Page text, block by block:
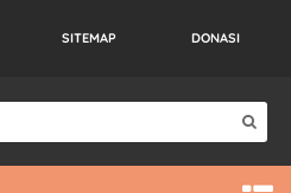
SITEMAP DONASI